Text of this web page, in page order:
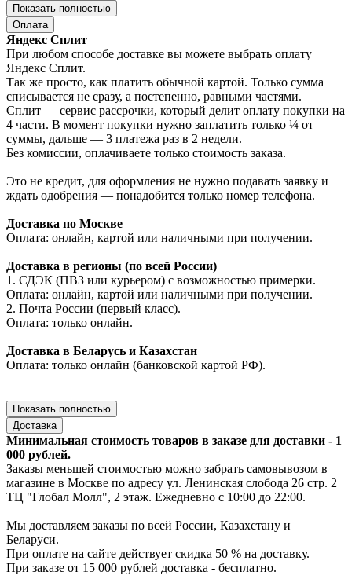
Показать полностью
Оплата
Яндекс Сплит
При любом способе доставке вы можете выбрать оплату
Яндекс Сплит.
Так же просто, как платить обычной картой. Только сумма
списывается не сразу, а постепенно, равными частями.
Сплит — сервис рассрочки, который делит оплату покупки на
4 части. В момент покупки нужно заплатить только ¼ от
суммы, дальше — 3 платежа раз в 2 недели.
Без комиссии, оплачиваете только стоимость заказа.
Это не кредит, для оформления не нужно подавать заявку и
ждать одобрения — понадобится только номер телефона.
Доставка по Москве
Оплата: онлайн, картой или наличными при получении.
Доставка в регионы (по всей России)
1. СДЭК (ПВЗ или курьером) с возможностью примерки.
Оплата: онлайн, картой или наличными при получении.
2. Почта России (первый класс).
Оплата: только онлайн.
Доставка в Беларусь и Казахстан
Оплата: только онлайн (банковской картой РФ).
Показать полностью
Доставка
Минимальная стоимость товаров в заказе для доставки - 1
000 рублей.
Заказы меньшей стоимостью можно забрать самовывозом в
магазине в Москве по адресу ул. Ленинская слобода 26 стр. 2
ТЦ "Глобал Молл", 2 этаж. Ежедневно с 10:00 до 22:00.
Мы доставляем заказы по всей России, Казахстану и
Беларуси.
При оплате на сайте действует скидка 50 % на доставку.
При заказе от 15 000 рублей доставка - бесплатно.